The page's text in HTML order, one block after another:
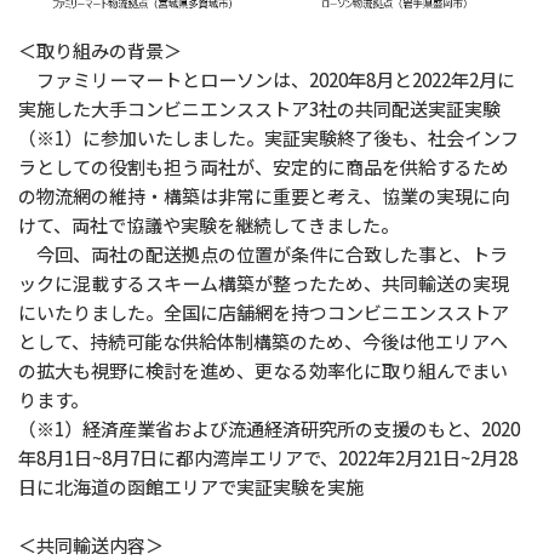
＜取り組みの背景＞
ファミリーマートとローソンは、2020年8月と2022年2月に
実施した大手コンビニエンスストア3社の共同配送実証実験
（※1）に参加いたしました。実証実験終了後も、社会インフ
ラとしての役割も担う両社が、安定的に商品を供給するため
の物流網の維持・構築は非常に重要と考え、協業の実現に向
けて、両社で協議や実験を継続してきました。
今回、両社の配送拠点の位置が条件に合致した事と、トラ
ックに混載するスキーム構築が整ったため、共同輸送の実現
にいたりました。全国に店舗網を持つコンビニエンスストア
として、持続可能な供給体制構築のため、今後は他エリアへ
の拡大も視野に検討を進め、更なる効率化に取り組んでまい
ります。
（※1）経済産業省および流通経済研究所の支援のもと、2020
年8月1日~8月7日に都内湾岸エリアで、2022年2月21日~2月28
日に北海道の函館エリアで実証実験を実施
＜共同輸送内容＞